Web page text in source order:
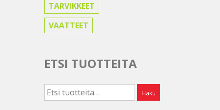
TARVIKKEET
VAATTEET
ETSI TUOTTEITA
Etsi: Haku